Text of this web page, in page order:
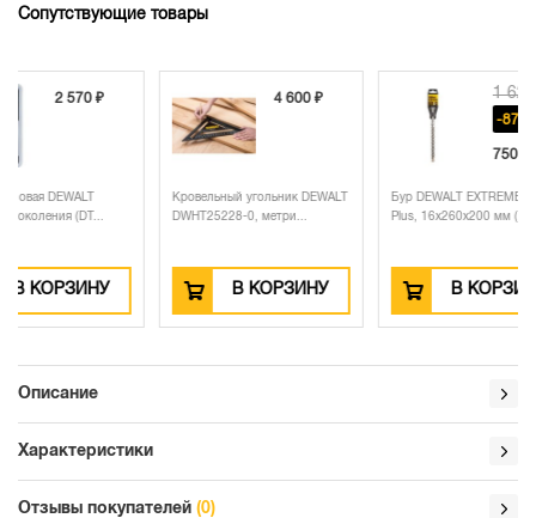
Сопутствующие товары
4 600 ₽
Кровельный угольник DEWALT
DWHT25228-0, метри...
В КОРЗИНУ
1 620 ₽
Бур DEWALT EXTREME, SDS-
Plus, 16x260x200 мм (...
В КОРЗИНУ
Бита
5 шт.
Описание
Характеристики
Отзывы покупателей (0)